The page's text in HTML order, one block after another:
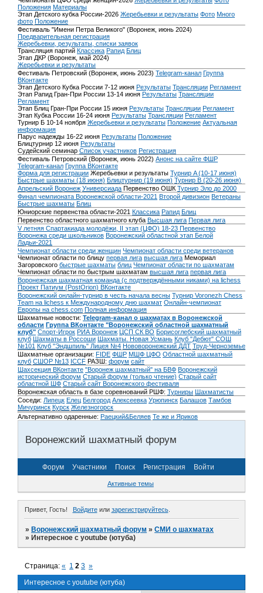
Положения Материалы
Этап Детского кубка России-2026 Жеребьевки и результаты Фото Много
фото Положение
Фестиваль "Имени Петра Великого" (Воронеж, июнь 2024)
Предварительная регистрация
Жеребьевки, результаты, списки заявок
Трансляция партий Классика Рапид Блиц
Этап ДКР (Воронеж, май 2024)
Жеребьевки и результаты
Фестиваль Петровский (Воронеж, июнь 2023) Telegram-канал Группа
ВКонтакте
Этап Детского Кубка России 7-12 июня Результаты Трансляции Регламент
Этап Рапид Гран-При России 13-14 июня Результаты Трансляции
Регламент
Этап Блиц Гран-При России 15 июня Результаты Трансляции Регламент
Этап Кубка России 16-24 июня Результаты Трансляции Регламент
Турнир Б 10-14 ноября Жеребьевки и результаты Положение Актуальная
информация
Парус надежды 16-22 июня Результаты Положение
Блицтурнир 12 июня Результаты
Судейский семинар Список участников Регистрация
Фестиваль Петровский (Воронеж, июнь 2022) Анонс на сайте ФШР
Telegram-канал Группа ВКонтакте
Форма для регистрации Жеребьевки и результаты Турнир A (10-17 июня)
Быстрые шахматы (18 июня) Блицтурнир (19 июня) Турнир B (20-26 июня)
Апрельский Воронеж Универсиада Первенство ОШК Турнир Эло до 2000
Финал чемпионата Воронежской области-2021 Второй дивизион Ветераны
Быстрые шахматы Блиц
Юниорские первенства области-2021 Классика Рапид Блиц
Первенство областного шахматного клуба Высшая лига Первая лига
V летняя Спартакиада молодёжи, II этап (ЦФО) 18-23 Первенство
Воронежа среди школьников Воронежский областной этап Белой
Ладьи-2021
Чемпионат области среди женщин Чемпионат области среди ветеранов
Чемпионат области по блицу первая лига высшая лига Мемориал
Загоровского быстрые шахматы блиц Чемпионат области по шахматам
Чемпионат области по быстрым шахматам высшая лига первая лига
Воронежская шахматная команда (с подтверждёнными никами) на lichess
Проект Патиум (PostOrion) ВКонтакте
Воронежский онлайн-турнир в честь начала весны Турнир Voronezh Chess
Team на lichess к Международному дню шахмат Онлайн-чемпионат
Европы на chess.com Полная информация
Шахматные новости: Telegram-канал о шахматах в Воронежской
области Группа ВКонтакте "Воронежский областной шахматный
клуб" Спорт-Игрок РИА Воронеж ЦСП СК ВО Борисоглебский шахматный
клуб Шахматы в Россоши Шахматы. Новая Усмань Клуб "Дебют" СОШ
№101 Клуб "Эндшпиль" Лицея №4 Нововоронежский ДДТ Труд-Черноземье
Шахматные организации: FIDE ФШР МШФ ЦФО Областной шахматный
клуб СШОР №13 ICCF РАЗШ: форум сайт
Шахсекция ВКонтакте "Воронеж шахматный" на БВФ Воронежский
исторический форум Cтарый форум (только чтение) Старый сайт
областной ШФ Старый сайт Воронежского фестиваля
Воронежская область в базе соревнований РШФ: Турниры Шахматисты
Соседи: Липецк Елец Белгород Алексеевка Урюпинск Балашов Тамбов
Мичуринск Курск Железногорск
Альтернативно одаренные: Раецкий&Беляев Те же и Яриков
Воронежский шахматный форум
Форум Участники Поиск Регистрация Войти
Активные темы
Привет, Гость! Войдитеили зарегистрируйтесь.
»Воронежский шахматный форум »СМИ о шахматах
»Интересное с youtube (ютуба)
Интересное с youtube (ютуба)
Страница:« 1 2 3 »